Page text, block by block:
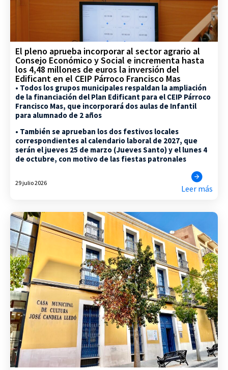
El pleno aprueba incorporar al sector agrario al
Consejo Económico y Social e incrementa hasta
los 4,48 millones de euros la inversión del
Edificant en el CEIP Párroco Francisco Mas
• Todos los grupos municipales respaldan la ampliación
de la financiación del Plan Edificant para el CEIP Párroco
Francisco Mas, que incorporará dos aulas de Infantil
para alumnado de 2 años
• También se aprueban los dos festivos locales
correspondientes al calendario laboral de 2027, que
serán el jueves 25 de marzo (Jueves Santo) y el lunes 4
de octubre, con motivo de las fiestas patronales
29 julio 2026
Leer más